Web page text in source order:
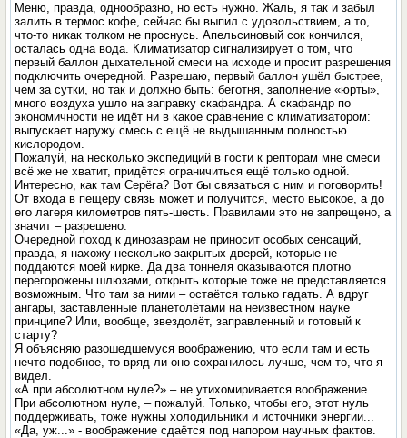
Меню, правда, однообразно, но есть нужно. Жаль, я так и забыл
залить в термос кофе, сейчас бы выпил с удовольствием, а то,
что-то никак толком не проснусь. Апельсиновый сок кончился,
осталась одна вода. Климатизатор сигнализирует о том, что
первый баллон дыхательной смеси на исходе и просит разрешения
подключить очередной. Разрешаю, первый баллон ушёл быстрее,
чем за сутки, но так и должно быть: беготня, заполнение «юрты»,
много воздуха ушло на заправку скафандра. А скафандр по
экономичности не идёт ни в какое сравнение с климатизатором:
выпускает наружу смесь с ещё не выдышанным полностью
кислородом.
Пожалуй, на несколько экспедиций в гости к репторам мне смеси
всё же не хватит, придётся ограничиться ещё только одной.
Интересно, как там Серёга? Вот бы связаться с ним и поговорить!
От входа в пещеру связь может и получится, место высокое, а до
его лагеря километров пять-шесть. Правилами это не запрещено, а
значит – разрешено.
Очередной поход к динозаврам не приносит особых сенсаций,
правда, я нахожу несколько закрытых дверей, которые не
поддаются моей кирке. Да два тоннеля оказываются плотно
перегорожены шлюзами, открыть которые тоже не представляется
возможным. Что там за ними – остаётся только гадать. А вдруг
ангары, заставленные планетолётами на неизвестном науке
принципе? Или, вообще, звездолёт, заправленный и готовый к
старту?
Я объясняю разошедшемуся воображению, что если там и есть
нечто подобное, то вряд ли оно сохранилось лучше, чем то, что я
видел.
«А при абсолютном нуле?» – не утихомиривается воображение.
При абсолютном нуле, – пожалуй. Только, чтобы его, этот нуль
поддерживать, тоже нужны холодильники и источники энергии...
«Да, уж...» - воображение сдаётся под напором научных фактов.